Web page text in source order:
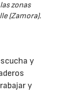
zonas
(Zamora).
y
y